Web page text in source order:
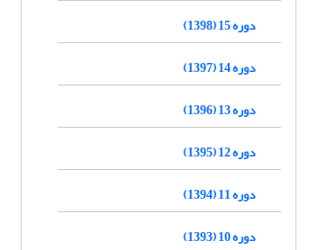
دوره 15 (1398)
دوره 14 (1397)
دوره 13 (1396)
دوره 12 (1395)
دوره 11 (1394)
دوره 10 (1393)